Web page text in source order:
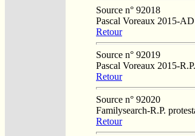
Source n° 92018
Pascal Voreaux 2015-
Retour
Source n° 92019
Pascal Voreaux 2015-
Retour
Source n° 92020
Familysearch-R.P.
Retour